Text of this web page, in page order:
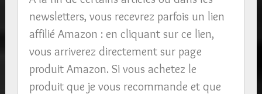
newsletters, vous recevrez parfois un lien
affilié Amazon : en cliquant sur ce lien,
vous arriverez directement sur page
produit Amazon. Si vous achetez le
produit que je vous recommande et que